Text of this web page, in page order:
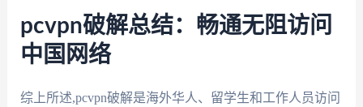
pcvpn破解总结：畅通无阻访问
中国网络
综上所述,pcvpn破解是海外华人、留学生和工作人员访问